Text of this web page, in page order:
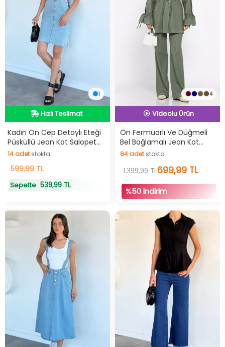
1
Hızlı Teslimat
Hızlı Teslimat
Kadın Ön Cep Detaylı Eteği
Püsküllü Jean Kot Salopet
Elbise
14adetstokta
14adetstokta
599,99 TL
Sepette 539,99 TL
4
İndirimli Ürün
Hızlı Teslimat
Videolu Ürün
Ön Fermuarlı Ve Düğmeli
Bel Bağlamalı Jean Kot
Ceket Pantolon Tesettür
84adetstokta
84adetstokta
1.399,99 TL699,99 TL
%50 İndirim